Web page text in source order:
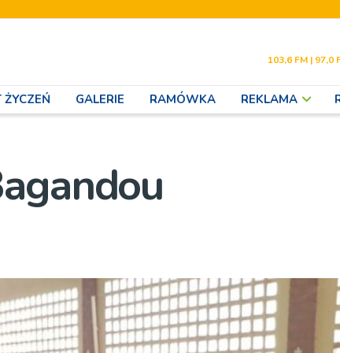
103,6 FM | 97,0
ŻYCZEŃ GALERIE RAMÓWKA REKLAMA